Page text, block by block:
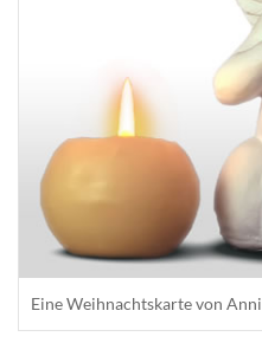
Eine Weihnachtskarte von Anni